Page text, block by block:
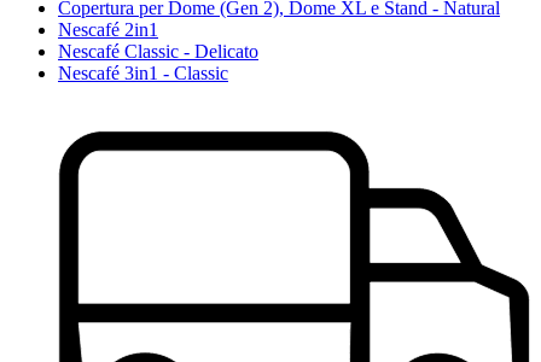
Copertura per Dome (Gen 2), Dome XL e Stand - Natural
Nescafé 2in1
Nescafé Classic - Delicato
Nescafé 3in1 - Classic